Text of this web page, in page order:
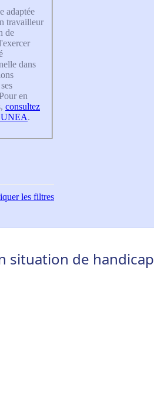
adaptée
travailleur
de
dans
en
consultez
.
les filtres
situation de handicap